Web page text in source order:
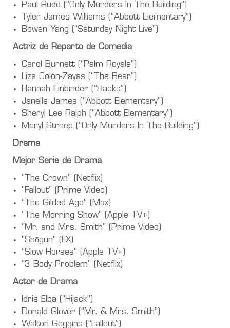
Paul Rudd (“Only Murders In The Building”)
Tyler James Williams (“Abbott Elementary”)
Bowen Yang (“Saturday Night Live”)
Actriz de Reparto de Comedia
Carol Burnett (“Palm Royale”)
Liza Colón-Zayas (“The Bear”)
Hannah Einbinder (“Hacks”)
Janelle James (“Abbott Elementary”)
Sheryl Lee Ralph (“Abbott Elementary”)
Meryl Streep (“Only Murders In The Building”)
Drama
Mejor Serie de Drama
“The Crown” (Netflix)
"Fallout” (Prime Video)
“The Gilded Age” (Max)
“The Morning Show” (Apple TV+)
“Mr. and Mrs. Smith” (Prime Video)
"Shōgun” (FX)
“Slow Horses” (Apple TV+)
“3 Body Problem” (Netflix)
Actor de Drama
Idris Elba (“Hijack”)
Donald Glover (“Mr. & Mrs. Smith”)
Walton Goggins (“Fallout”)